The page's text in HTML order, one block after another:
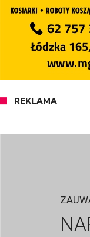
REKLAMA